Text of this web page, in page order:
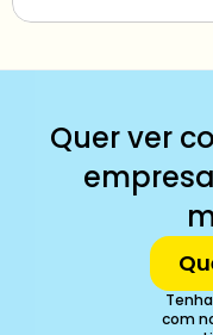
Quer ver
com